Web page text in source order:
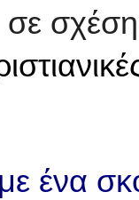
ένα